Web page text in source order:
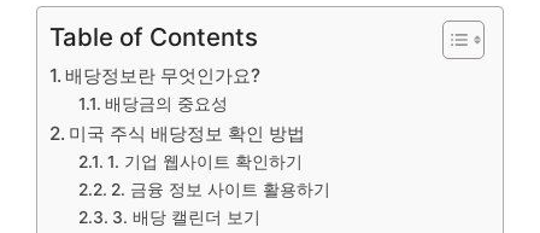
Table of Contents
배당정보란 무엇인가요?
배당금의 중요성
미국 주식 배당정보 확인 방법
1. 기업 웹사이트 확인하기
2. 금융 정보 사이트 활용하기
3. 배당 캘린더 보기